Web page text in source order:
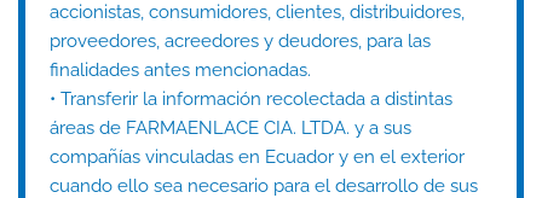
accionistas, consumidores, clientes, distribuidores,
proveedores, acreedores y deudores, para las
finalidades antes mencionadas.
• Transferir la información recolectada a distintas
áreas de FARMAENLACE CIA. LTDA. y a sus
compañías vinculadas en Ecuador y en el exterior
cuando ello sea necesario para el desarrollo de sus